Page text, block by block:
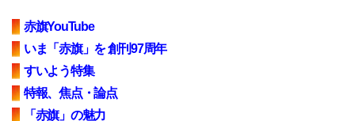
赤旗YouTube
いま「赤旗」を 創刊97周年
すいよう特集
特報、焦点・論点
「赤旗」の魅力